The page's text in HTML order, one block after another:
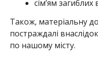
сім’ям загиблих
Також, матеріальну
постраждалі
по нашому місту.